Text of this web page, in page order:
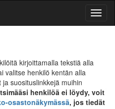
kirjoittamalla tekstiä alla
valitse henkilö kentän alla
suosituslinkkejä muihin
henkilöä ei löydy, voit
osastonäkymässä, jos tiedät